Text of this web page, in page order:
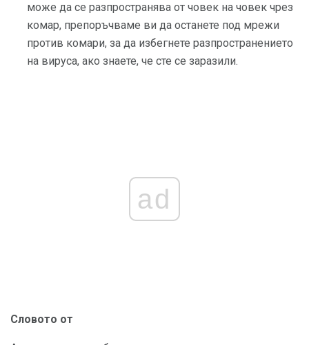
може да се разпространява от човек на човек чрез
комар, препоръчваме ви да останете под мрежи
против комари, за да избегнете разпространението
на вируса, ако знаете, че сте се заразили.
ad
Словото от